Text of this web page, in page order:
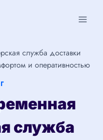
служба доставки
и оперативностью
служба